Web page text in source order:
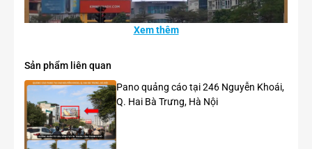
Xem thêm
Sản phẩm liên quan
Pano quảng cáo tại 246 Nguyễn Khoái,
Q. Hai Bà Trưng, Hà Nội